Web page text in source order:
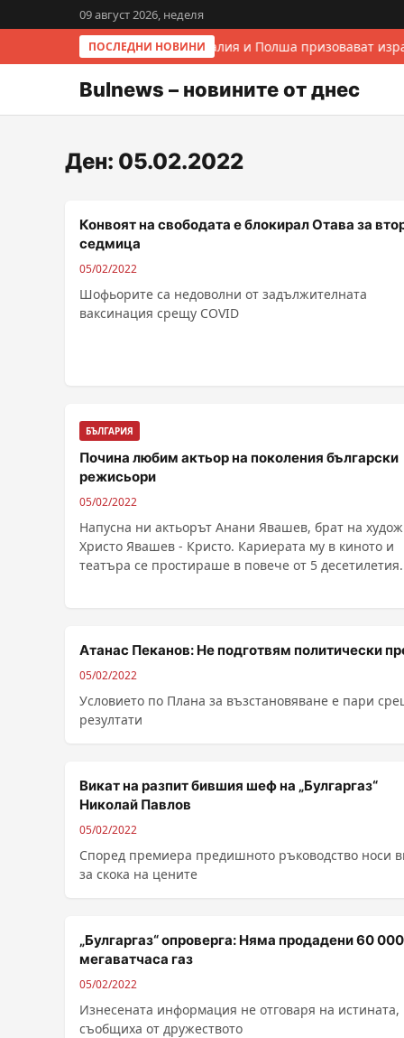
09 август 2026, неделя
ПОСЛЕДНИ НОВИНИИталия и Полша призовават
Bulnews – новините от днес
Ден: 05.02.2022
Конвоят на свободата е блокирал Отава за
седмица
05/02/2022
Шофьорите са недоволни от задължителната
ваксинация срещу COVID
БЪЛГАРИЯ
Почина любим актьор на поколения български
режисьори
05/02/2022
Напусна ни актьорът Анани Явашев, брат на
Христо Явашев - Кристо. Кариерата му в киното и
Атанас Пеканов: Не подготвям политически
05/02/2022
Условието по Плана за възстановяване е пари
резултати
Викат на разпит бившия шеф на „Булгаргаз“
Николай Павлов
05/02/2022
Според премиера предишното ръководство носи
за скока на цените
„Булгаргаз“ опроверга: Няма продадени 60 000
мегаватчаса газ
05/02/2022
Изнесената информация не отговаря на истината,
съобщиха от дружеството